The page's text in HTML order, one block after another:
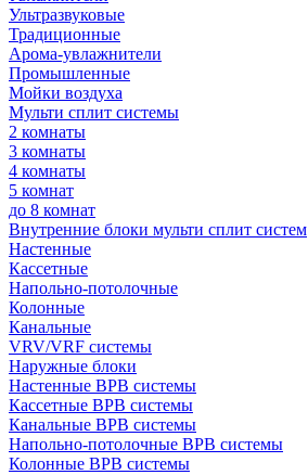
Ультразвуковые
Традиционные
Арома-увлажнители
Промышленные
Мойки воздуха
Мульти сплит системы
2 комнаты
3 комнаты
4 комнаты
5 комнат
до 8 комнат
Внутренние блоки мульти сплит систем
Настенные
Кассетные
Напольно-потолочные
Колонные
Канальные
VRV/VRF системы
Наружные блоки
Настенные ВРВ системы
Кассетные ВРВ системы
Канальные ВРВ системы
Напольно-потолочные ВРВ системы
Колонные ВРВ системы